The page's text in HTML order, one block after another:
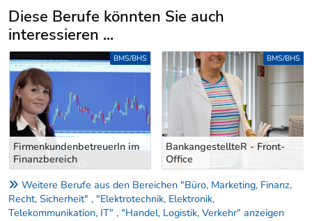
Diese Berufe könnten Sie auch
interessieren ...
Uber weitere Berufsvorschläge
FirmenkundenbetreuerIn im
Finanzbereich
BMS/BHS
BankangestellteR - Front-
Office
BMS/BHS
Weitere Berufe aus den Bereichen "Büro, Marketing, Finanz,
Recht, Sicherheit" , "Elektrotechnik, Elektronik,
Telekommunikation, IT" , "Handel, Logistik, Verkehr" anzeigen